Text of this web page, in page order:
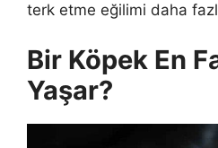
terk etme eğilimi daha
Bir Köpek En
Yaşar?